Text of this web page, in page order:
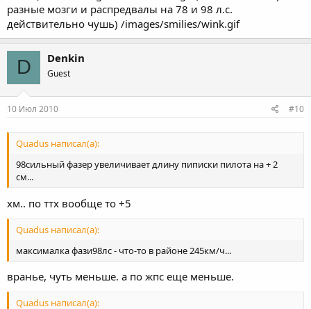
разные мозги и распредвалы на 78 и 98 л.с.
действительно чушь) /images/smilies/wink.gif
D Denkin
Guest
10 Июл 2010 #10
Quadus написал(а):
98сильный фазер увеличивает длину пиписки пилота на + 2
см...
хм.. по ттх вообще то +5
Quadus написал(а):
максималка фази98лс - что-то в районе 245км/ч...
вранье, чуть меньше. а по жпс еще меньше.
Quadus написал(а):